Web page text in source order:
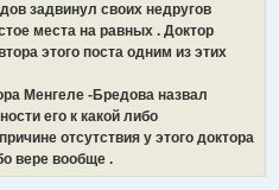
задвинул своих недругов
места на равных . Доктор
этого поста одним из этих
Менгеле -Бредова назвал
его к какой либо
отсутствия у этого доктора
вере вообще .